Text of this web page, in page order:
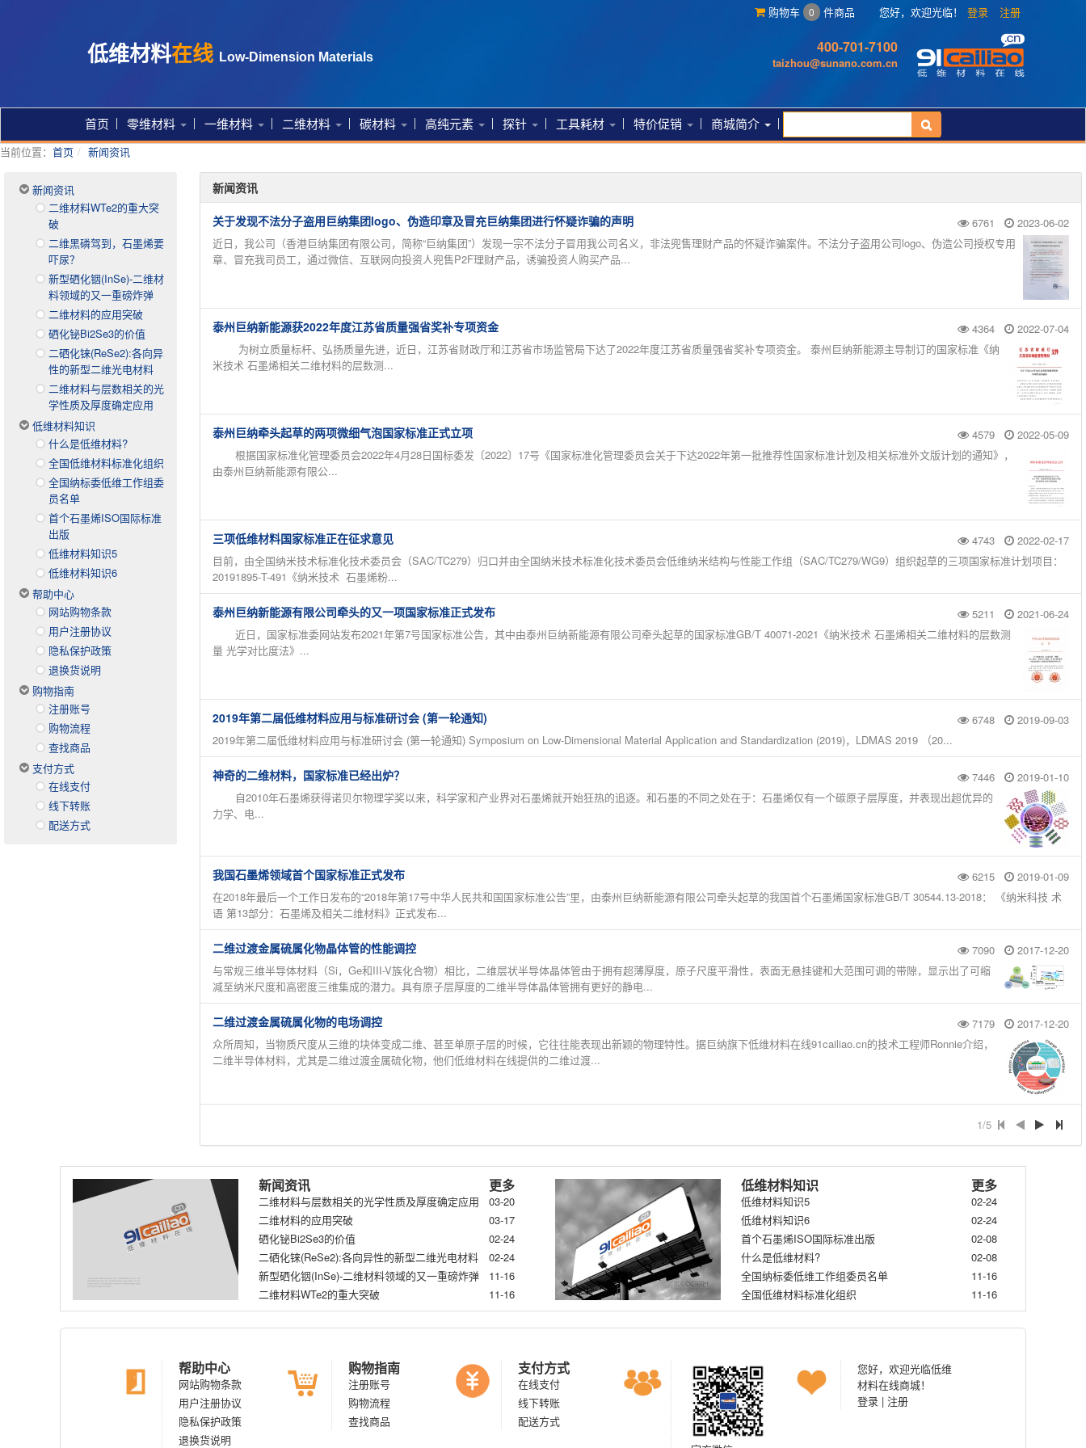
购物车 0 件商品 您好，欢迎光临！ 登录 注册
低维材料在线 Low-Dimension Materials
400-701-7100
taizhou@sunano.com.cn
首页 零维材料 一维材料 二维材料 碳材料 高纯元素 探针 工具耗材 特价促销 商城简介
当前位置： 首页 新闻资讯
新闻资讯
6761 2023-06-02
关于发现不法分子盗用巨纳集团logo、伪造印章及冒充巨纳集团进行怀疑诈骗的声明
近日，我公司（香港巨纳集团有限公司，简称“巨纳集团”）发现一宗不法分子冒用我公司名义，非法兜售理财产品的怀疑诈骗案件。不法分子盗用公司logo、伪造公司授权专用
章、冒充我司员工，通过微信、互联网向投资人兜售P2F理财产品，诱骗投资人购买产品...
4364 2022-07-04
泰州巨纳新能源获2022年度江苏省质量强省奖补专项资金
为树立质量标杆、弘扬质量先进，近日，江苏省财政厅和江苏省市场监管局下达了2022年度江苏省质量强省奖补专项资金。 泰州巨纳新能源主导制订的国家标准《纳
米技术 石墨烯相关二维材料的层数测...
4579 2022-05-09
泰州巨纳牵头起草的两项微细气泡国家标准正式立项
根据国家标准化管理委员会2022年4月28日国标委发〔2022〕17号《国家标准化管理委员会关于下达2022年第一批推荐性国家标准计划及相关标准外文版计划的通知》，
由泰州巨纳新能源有限公...
4743 2022-02-17
三项低维材料国家标准正在征求意见
目前，由全国纳米技术标准化技术委员会（SAC/TC279）归口并由全国纳米技术标准化技术委员会低维纳米结构与性能工作组（SAC/TC279/WG9）组织起草的三项国家标准计划项目：
20191895-T-491《纳米技术 石墨烯粉...
5211 2021-06-24
泰州巨纳新能源有限公司牵头的又一项国家标准正式发布
近日，国家标准委网站发布2021年第7号国家标准公告，其中由泰州巨纳新能源有限公司牵头起草的国家标准GB/T 40071-2021《纳米技术 石墨烯相关二维材料的层数测
量 光学对比度法》...
6748 2019-09-03
2019年第二届低维材料应用与标准研讨会 (第一轮通知)
2019年第二届低维材料应用与标准研讨会 (第一轮通知) Symposium on Low-Dimensional Material Application and Standardization (2019)，LDMAS 2019 （20...
7446 2019-01-10
神奇的二维材料，国家标准已经出炉？
自2010年石墨烯获得诺贝尔物理学奖以来，科学家和产业界对石墨烯就开始狂热的追逐。和石墨的不同之处在于：石墨烯仅有一个碳原子层厚度，并表现出超优异的
力学、电...
6215 2019-01-09
我国石墨烯领域首个国家标准正式发布
在2018年最后一个工作日发布的“2018年第17号中华人民共和国国家标准公告”里，由泰州巨纳新能源有限公司牵头起草的我国首个石墨烯国家标准GB/T 30544.13-2018： 《纳米科技 术
语 第13部分：石墨烯及相关二维材料》正式发布...
7090 2017-12-20
二维过渡金属硫属化物晶体管的性能调控
与常规三维半导体材料（Si，Ge和III-V族化合物）相比，二维层状半导体晶体管由于拥有超薄厚度，原子尺度平滑性，表面无悬挂键和大范围可调的带隙，显示出了可缩
减至纳米尺度和高密度三维集成的潜力。具有原子层厚度的二维半导体晶体管拥有更好的静电...
7179 2017-12-20
二维过渡金属硫属化物的电场调控
众所周知，当物质尺度从三维的块体变成二维、甚至单原子层的时候，它往往能表现出新颖的物理特性。据巨纳旗下低维材料在线91cailiao.cn的技术工程师Ronnie介绍，
二维半导体材料，尤其是二维过渡金属硫化物，他们低维材料在线提供的二维过渡...
1/5
新闻资讯
二维材料WTe2的重大突
破
二维黑磷驾到，石墨烯要
吓尿？
新型硒化铟(InSe)-二维材
料领域的又一重磅炸弹
二维材料的应用突破
硒化铋Bi2Se3的价值
二硒化铼(ReSe2):各向异
性的新型二维光电材料
二维材料与层数相关的光
学性质及厚度确定应用
低维材料知识
什么是低维材料?
全国低维材料标准化组织
全国纳标委低维工作组委
员名单
首个石墨烯ISO国际标准
出版
低维材料知识5
低维材料知识6
帮助中心
网站购物条款
用户注册协议
隐私保护政策
退换货说明
购物指南
注册账号
购物流程
查找商品
支付方式
在线支付
线下转账
配送方式
新闻资讯 更多
二维材料与层数相关的光学性质及厚度确定应用
03-20
二维材料的应用突破
03-17
硒化铋Bi2Se3的价值
02-24
二硒化铼(ReSe2):各向异性的新型二维光电材料
02-24
新型硒化铟(InSe)-二维材料领域的又一重磅炸弹
11-16
二维材料WTe2的重大突破
11-16
低维材料知识 更多
低维材料知识5
02-24
低维材料知识6
02-24
首个石墨烯ISO国际标准出版
02-08
什么是低维材料?
02-08
全国纳标委低维工作组委员名单
11-16
全国低维材料标准化组织
11-16
帮助中心
网站购物条款
用户注册协议
隐私保护政策
退换货说明
购物指南
注册账号
购物流程
查找商品
支付方式
在线支付
线下转账
配送方式
您好，欢迎光临低维
材料在线商城！
登录| 注册